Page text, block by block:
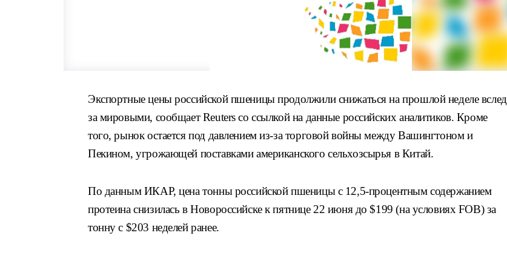
Экспортные цены российской пшеницы продолжили снижаться на прошлой неделе вслед
за мировыми, сообщает Reuters со ссылкой на данные российских аналитиков. Кроме
того, рынок остается под давлением из-за торговой войны между Вашингтоном и
Пекином, угрожающей поставками американского сельхозсырья в Китай.
По данным ИКАР, цена тонны российской пшеницы с 12,5-процентным содержанием
протеина снизилась в Новороссийске к пятнице 22 июня до $199 (на условиях FOB) за
тонну c $203 неделей ранее.